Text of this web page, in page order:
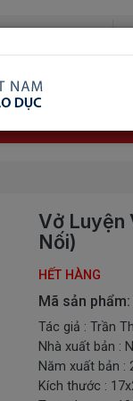
Ship COD Trên Toàn
Vở Luyện
Nối)
HẾT HÀNG
Mã sản phẩm:
Tác giả : Trần
Nhà xuất bản :
Năm xuất bản :
Kích thước :